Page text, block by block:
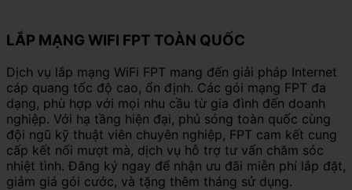
LẮP MẠNG WIFI FPT TOÀN QUỐC
Dịch vụ lắp mạng WiFi FPT mang đến giải pháp Internet
cáp quang tốc độ cao, ổn định. Các gói mạng FPT đa
dạng, phù hợp với mọi nhu cầu từ gia đình đến doanh
nghiệp. Với hạ tầng hiện đại, phủ sóng toàn quốc cùng
đội ngũ kỹ thuật viên chuyên nghiệp, FPT cam kết cung
cấp kết nối mượt mà, dịch vụ hỗ trợ tư vấn chăm sóc
nhiệt tình. Đăng ký ngay để nhận ưu đãi miễn phí lắp đặt,
giảm giá gói cước, và tặng thêm tháng sử dụng.